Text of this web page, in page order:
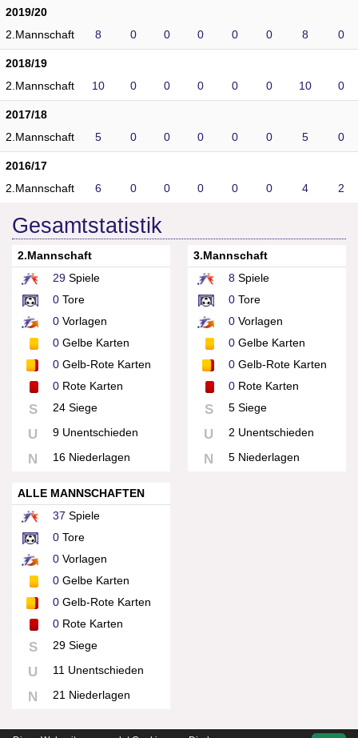
2019/20
2.Mannschaft
8 0 0 0 0 0 8 0
2018/19
2.Mannschaft
10 0 0 0 0 0 10 0
2017/18
2.Mannschaft
5 0 0 0 0 0 5 0
2016/17
2.Mannschaft
6 0 0 0 0 0 4 2
Gesamtstatistik
2.Mannschaft
29 Spiele
0 Tore
0 Vorlagen
0 Gelbe Karten
0 Gelb-Rote Karten
0 Rote Karten
S 24 Siege
U 9 Unentschieden
N 16 Niederlagen
3.Mannschaft
8 Spiele
0Tore
0Vorlagen
0Gelbe Karten
0Gelb-Rote Karten
0Rote Karten
S 5 Siege
U 2 Unentschieden
N 5 Niederlagen
ALLE MANNSCHAFTEN
37 Spiele
0 Tore
0 Vorlagen
0 Gelbe Karten
0 Gelb-Rote Karten
0 Rote Karten
S 29 Siege
U 11 Unentschieden
N 21 Niederlagen